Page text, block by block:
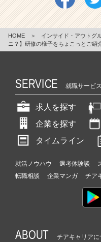
HOME ＞ インサイド・アウトグ
ニ？】研修の様子をちょこっとご紹
SERVICE 就職サービス
求人を探す
企業を探す
タイムライン
就活ノウハウ 選考体験談
転職相談
企業マンガ チア
ABOUT チアキャリアに